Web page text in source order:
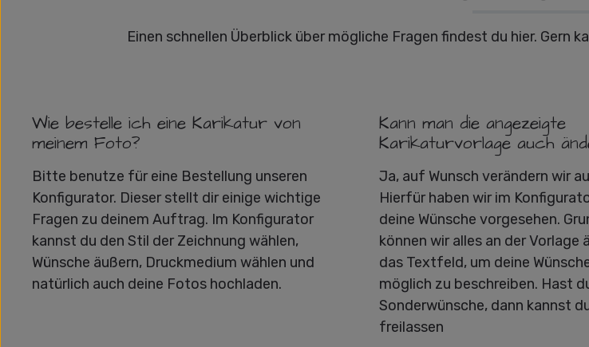
Einen schnellen Überblick über mögliche Fragen findest du hier. Gern
Wie bestelle ich eine Karikatur von
meinem Foto?
Bitte benutze für eine Bestellung unseren
Konfigurator. Dieser stellt dir einige wichtige
Fragen zu deinem Auftrag. Im Konfigurator
kannst du den Stil der Zeichnung wählen,
Wünsche äußern, Druckmedium wählen und
natürlich auch deine Fotos hochladen.
Kann man die angezeigte
Karikaturvorlage auch
Ja, auf Wunsch verändern wir
Hierfür haben wir im
deine Wünsche vorgesehen.
können wir alles an der Vorlage
das Textfeld, um deine
möglich zu beschreiben. Hast
Sonderwünsche, dann kannst
freilassen